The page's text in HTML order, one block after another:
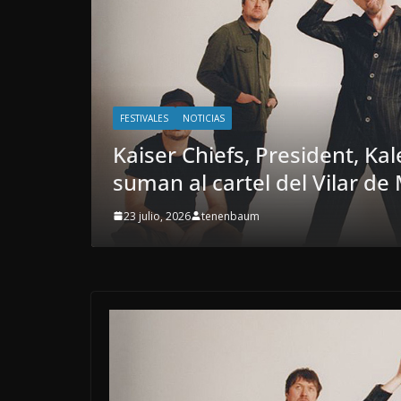
FESTIVALES NOTICIAS
The Hives encabezan la
confirmaciones del Vilar
29 mayo, 2026 tenenbaum